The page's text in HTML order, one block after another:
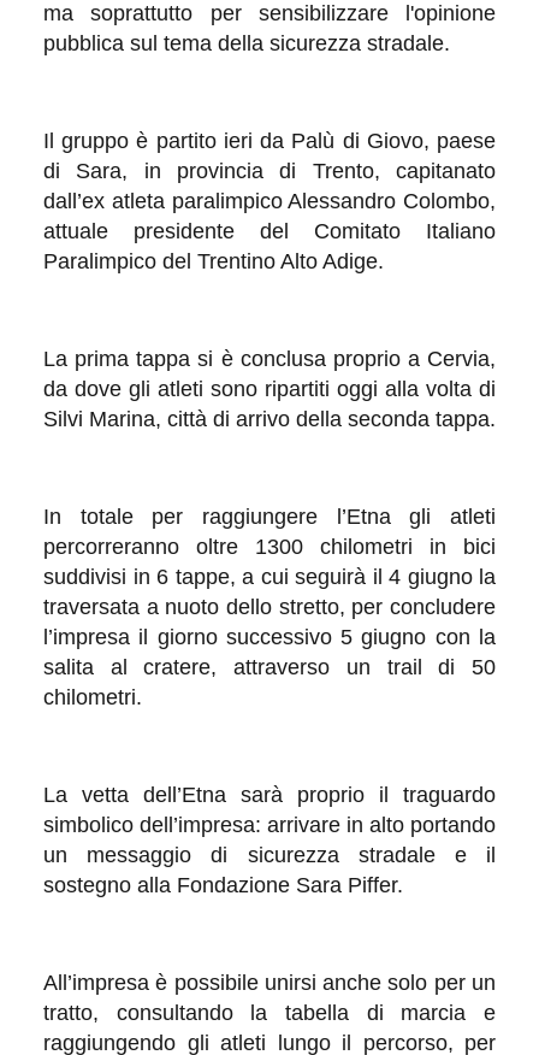
ma soprattutto per sensibilizzare l'opinione
pubblica sul tema della sicurezza stradale.
Il gruppo è partito ieri da Palù di Giovo, paese
di Sara, in provincia di Trento, capitanato
dall’ex atleta paralimpico Alessandro Colombo,
attuale presidente del Comitato Italiano
Paralimpico del Trentino Alto Adige.
La prima tappa si è conclusa proprio a Cervia,
da dove gli atleti sono ripartiti oggi alla volta di
Silvi Marina, città di arrivo della seconda tappa.
In totale per raggiungere l’Etna gli atleti
percorreranno oltre 1300 chilometri in bici
suddivisi in 6 tappe, a cui seguirà il 4 giugno la
traversata a nuoto dello stretto, per concludere
l’impresa il giorno successivo 5 giugno con la
salita al cratere, attraverso un trail di 50
chilometri.
La vetta dell’Etna sarà proprio il traguardo
simbolico dell’impresa: arrivare in alto portando
un messaggio di sicurezza stradale e il
sostegno alla Fondazione Sara Piffer.
All’impresa è possibile unirsi anche solo per un
tratto, consultando la tabella di marcia e
raggiungendo gli atleti lungo il percorso, per